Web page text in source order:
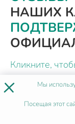
НАШИХ
Кликните,
× Мы
Посещая этот